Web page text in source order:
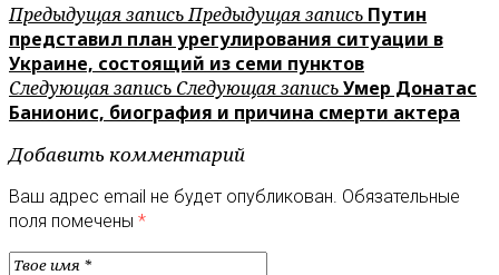
Предыдущая записьПредыдущая запись Путин
представил план урегулирования ситуации в
Украине, состоящий из семи пунктов
Следующая запись Следующая записьУмер Донатас
Банионис, биография и причина смерти актера
Добавить комментарий
Ваш адрес email не будет опубликован. Обязательные
поля помечены *